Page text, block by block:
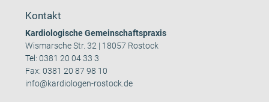
Kontakt
Kardiologische Gemeinschaftspraxis
Wismarsche Str. 32 | 18057 Rostock
Tel:0381 20 04 33 3
Fax: 0381 20 87 98 10
info@kardiologen-rostock.de